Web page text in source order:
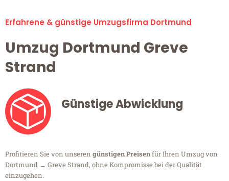
Erfahrene & günstige Umzugsfirma Dortmund
Umzug Dortmund Greve
Strand
Günstige Abwicklung
Profitieren Sie von unseren günstigen Preisenfür Ihren Umzug von
Dortmund → Greve Strand, ohne Kompromisse bei der Qualität
einzugehen.